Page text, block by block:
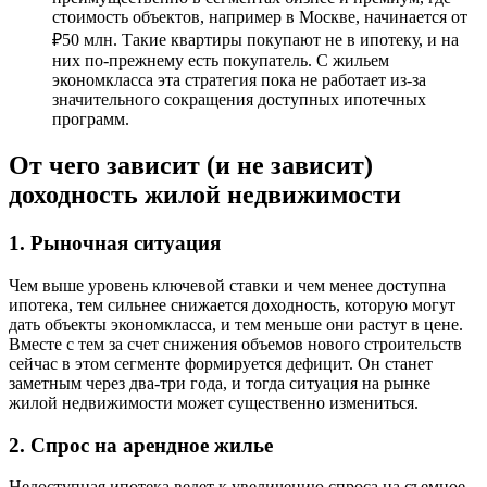
стоимость объектов, например в Москве, начинается от
₽50 млн. Такие квартиры покупают не в ипотеку, и на
них по-прежнему есть покупатель. С жильем
экономкласса эта стратегия пока не работает из-за
значительного сокращения доступных ипотечных
программ.
От чего зависит (и не зависит)
доходность жилой недвижимости
1. Рыночная ситуация
Чем выше уровень ключевой ставки и чем менее доступна
ипотека, тем сильнее снижается доходность, которую могут
дать объекты экономкласса, и тем меньше они растут в цене.
Вместе с тем за счет снижения объемов нового строительств
сейчас в этом сегменте формируется дефицит. Он станет
заметным через два-три года, и тогда ситуация на рынке
жилой недвижимости может существенно измениться.
2. Спрос на арендное жилье